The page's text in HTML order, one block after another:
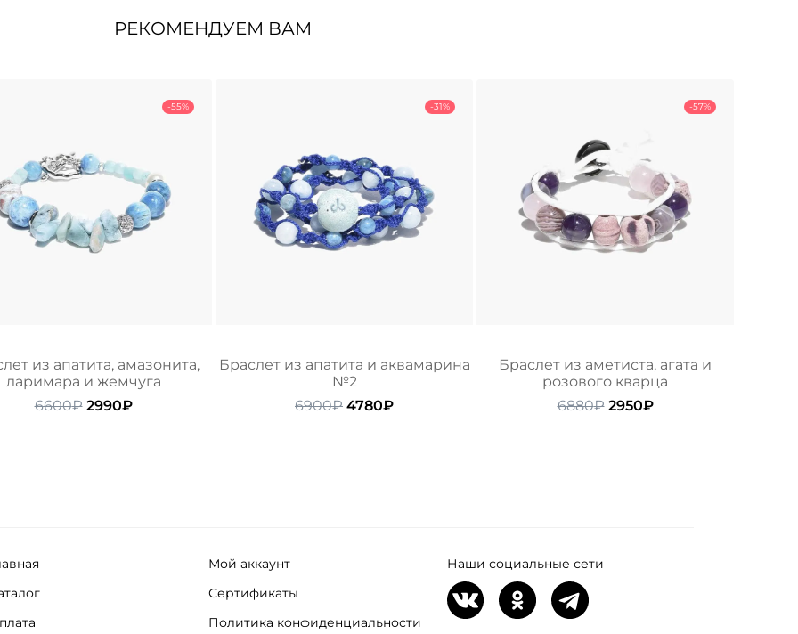
РЕКОМЕНДУЕМ ВАМ
-55%
из апатита, амазонита,
ларимара и жемчуга
6600₽ Первоначальная
2990₽Текущая
-31%
Браслет из апатита и аквамарина
№2
6900₽ Первоначальная
4780₽Текущая
-57%
Браслет из аметиста, агата и
розового кварца
6880₽ Первоначальная
2950₽Текущая
Мой аккаунт
Сертификаты
Политика конфиденциальности
Наши социальные сети